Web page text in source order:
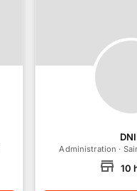
Administration ·
10